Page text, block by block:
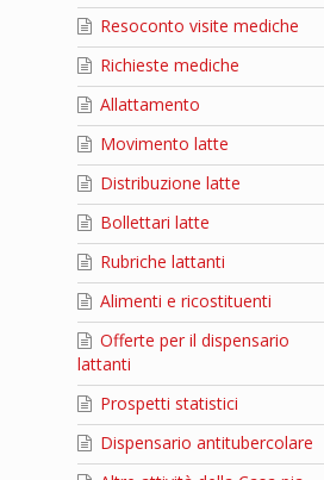
Resoconto visite mediche
Richieste mediche
Allattamento
Movimento latte
Distribuzione latte
Bollettari latte
Rubriche lattanti
Alimenti e ricostituenti
Offerte per il dispensario
lattanti
Prospetti statistici
Dispensario antitubercolare